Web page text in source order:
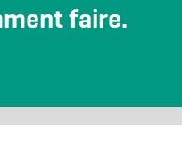
faire.